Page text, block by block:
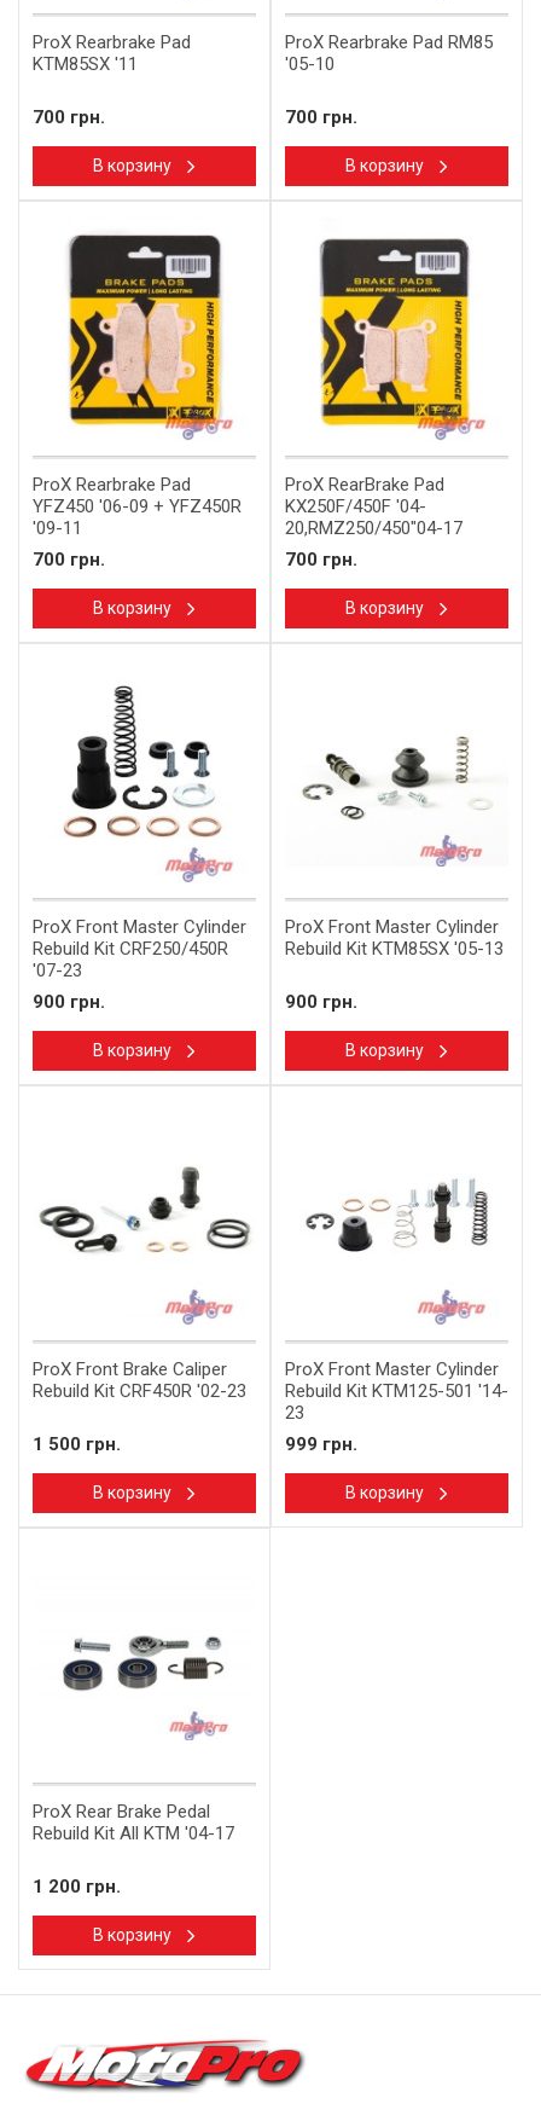
ProX Rearbrake Pad
KTM85SX '11
700 грн.
В корзину
ProX Rearbrake Pad RM85
'05-10
700 грн.
В корзину
ProX Rearbrake Pad
YFZ450 '06-09 + YFZ450R
'09-11
700 грн.
В корзину
ProX RearBrake Pad
KX250F/450F '04-
20,RMZ250/450"04-17
700 грн.
В корзину
ProX Front Master Cylinder
Rebuild Kit CRF250/450R
'07-23
900 грн.
В корзину
ProX Front Master Cylinder
Rebuild Kit KTM85SX '05-13
900 грн.
В корзину
ProX Front Brake Caliper
Rebuild Kit CRF450R '02-23
1 500 грн.
В корзину
ProX Front Master Cylinder
Rebuild Kit KTM125-501 '14-
23
999 грн.
В корзину
ProX Rear Brake Pedal
Rebuild Kit All KTM '04-17
1 200 грн.
В корзину